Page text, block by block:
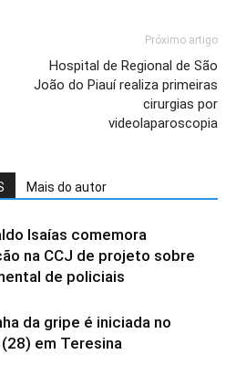
Próximo artigo
Hospital de Regional de São
João do Piauí realiza primeiras
cirurgias por
videolaparoscopia
Mais do autor
Isaías comemora
na CCJ de projeto sobre
de policiais
da gripe é iniciada no
em Teresina